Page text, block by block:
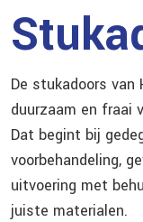
De stukadoors van
duurzaam en fraai
Dat begint bij
voorbehandeling,
uitvoering met
juiste materialen.